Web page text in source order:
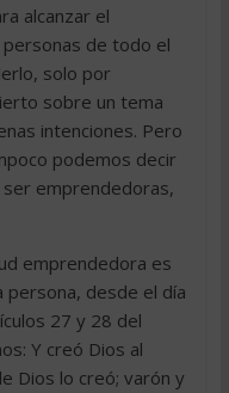
alcanzar el
de todo el
solo por
sobre un tema
intenciones. Pero
podemos decir
emprendedoras,
emprendedora es
persona, desde el día
27 y 28 del
Y creó Dios al
Dios lo creó; varón y